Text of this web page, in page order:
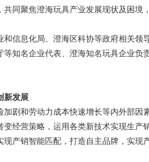
共同聚焦澄海玩具产业发展现状及困
和信息化局、澄海区科协等政府相关
等知名企业代表、澄海知名玩具企业
新发展
加剧和劳动力成本快速增长等内外部
变经营策略，运用各类新技术实现生
现产销智能匹配，打造自主品牌，实